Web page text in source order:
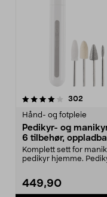
302
Hånd- og fotpleie
Pedikyr- og
6 tilbehør,
Komplett sett for
pedikyr hjemme.
449,90
4.5 av 5 stjerner